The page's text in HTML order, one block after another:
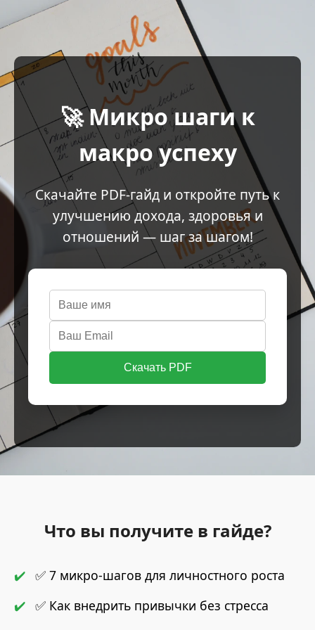
🚀 Микро шаги к
макро успеху
Скачайте PDF-гайд и откройте путь к
улучшению дохода, здоровья и
отношений — шаг за шагом!
Скачать PDF
Что вы получите в гайде?
✅ 7 микро-шагов для личностного роста
✅ Как внедрить привычки без стресса